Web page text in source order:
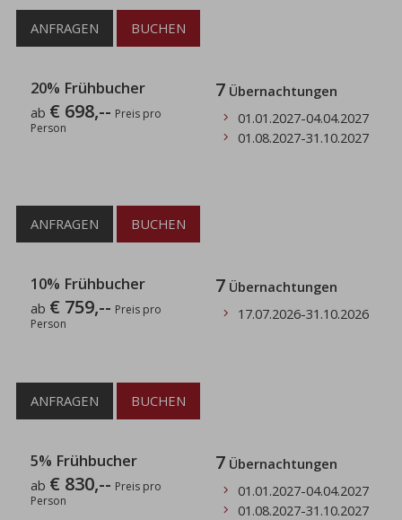
ANFRAGEN BUCHEN
20% Frühbucher
ab € 698,-- Preis pro
Person
7 Übernachtungen
01.01.2027-04.04.2027
01.08.2027-31.10.2027
ANFRAGEN BUCHEN
10% Frühbucher
ab € 759,-- Preis pro
Person
7 Übernachtungen
17.07.2026-31.10.2026
ANFRAGEN BUCHEN
5% Frühbucher
ab € 830,-- Preis pro
Person
7 Übernachtungen
01.01.2027-04.04.2027
01.08.2027-31.10.2027